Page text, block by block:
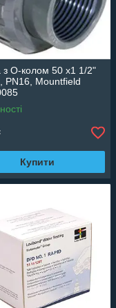
О-колом 50 х1 1/2"
PN16, Mountfield
Купити